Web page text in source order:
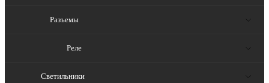
Разъемы
Реле
Светильники